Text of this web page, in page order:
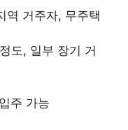
역 거주자, 무주택
도, 일부 장기 거
주 가능